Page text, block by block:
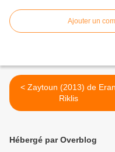
Ajouter un
< Zaytoun (2013) de Eran
Riklis
Hébergé par Overblog